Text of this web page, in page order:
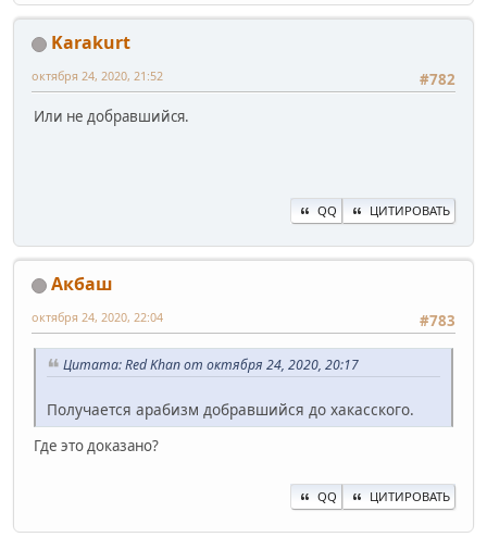
Karakurt
#782
октября 24, 2020, 21:52
Или не добравшийся.
QQ ЦИТИРОВАТЬ
Акбаш
#783
октября 24, 2020, 22:04
Цитата: Red Khan от октября 24, 2020, 20:17
Получается арабизм добравшийся до хакасского.
Где это доказано?
QQ ЦИТИРОВАТЬ